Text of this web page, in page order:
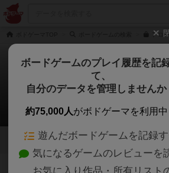
アロ
アローン：ディープ・エ
Bluebearさんのレビュ
2 1
130名 2名 0 約1年前
ボードゲームのプレイ履歴を記
て、
自分のデータを管理しませんか
約75,000人がボドゲーマを利用中
遊んだボードゲームを記録
気になるゲームのレビューを